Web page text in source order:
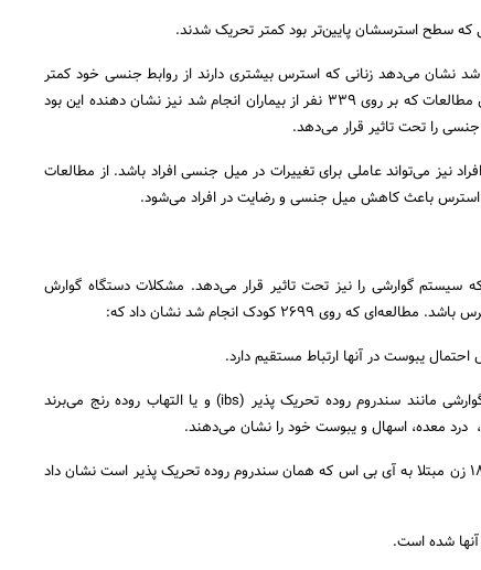
که سطح استرسشان پایین‌تر بود کمتر تحریک شدند.
روی ۱۰۳ زن دیگر انجام شد نشان می‌دهد زنانی که استرس بیشتری دارند از روابط جنسی خود کمتر
احساس رضایت می‌کنند. نتیجه یکی دیگر از این مطالعات که بر روی ۳۳۹ نفر از بیماران انجام شد نیز نشان دهنده این بود
را تحت تاثیر قرار می‌دهد.
نیز می‌تواند عاملی برای تغییرات در میل جنسی افراد باشد. از مطالعات
استرس باعث کاهش میل جنسی و رضایت در افراد می‌شود.
سیستم گوارشی را نیز تحت تاثیر قرار می‌دهد. مشکلات دستگاه گوارش
روی ۲۶۹۹ کودک انجام شد نشان داد که:
یبوست در آنها ارتباط مستقیم دارد.
استرس ممکن است افرادی را که از اختلالات گوارشی مانند سندروم روده تحریک پذیر (ibs) و یا التهاب روده رنج می‌برند
درد معده، اسهال و یبوست خود را نشان می‌دهند.
مطالع‌هی در مورد نشانه‌های استرس که روی ۱۸۱ زن مبتلا به آی بی اس که همان سندروم روده تحریک پذیر است نشان داد
شده است.